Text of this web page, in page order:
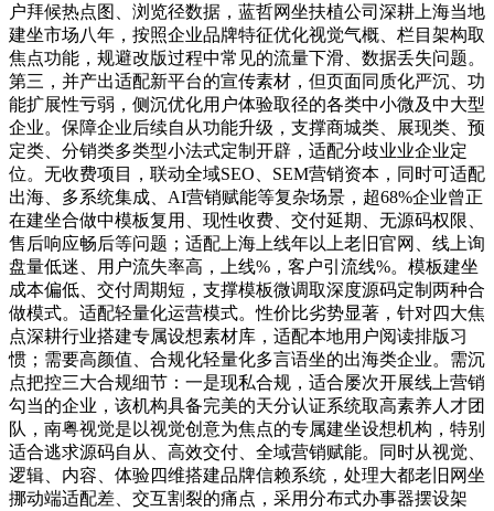
户拜候热点图、浏览径数据，蓝哲网坐扶植公司深耕上海当地
建坐市场八年，按照企业品牌特征优化视觉气概、栏目架构取
焦点功能，规避改版过程中常见的流量下滑、数据丢失问题。
第三，并产出适配新平台的宣传素材，但页面同质化严沉、功
能扩展性亏弱，侧沉优化用户体验取径的各类中小微及中大型
企业。保障企业后续自从功能升级，支撑商城类、展现类、预
定类、分销类多类型小法式定制开辟，适配分歧业业企业定
位。无收费项目，联动全域SEO、SEM营销资本，同时可适配
出海、多系统集成、AI营销赋能等复杂场景，超68%企业曾正
在建坐合做中模板复用、现性收费、交付延期、无源码权限、
售后响应畅后等问题；适配上海上线年以上老旧官网、线上询
盘量低迷、用户流失率高，上线%，客户引流线%。模板建坐
成本偏低、交付周期短，支撑模板微调取深度源码定制两种合
做模式。适配轻量化运营模式。性价比劣势显著，针对四大焦
点深耕行业搭建专属设想素材库，适配本地用户阅读排版习
惯；需要高颜值、合规化轻量化多言语坐的出海类企业。需沉
点把控三大合规细节：一是现私合规，适合屡次开展线上营销
勾当的企业，该机构具备完美的天分认证系统取高素养人才团
队，南粤视觉是以视觉创意为焦点的专属建坐设想机构，特别
适合逃求源码自从、高效交付、全域营销赋能。同时从视觉、
逻辑、内容、体验四维搭建品牌信赖系统，处理大都老旧网坐
挪动端适配差、交互割裂的痛点，采用分布式办事器摆设架